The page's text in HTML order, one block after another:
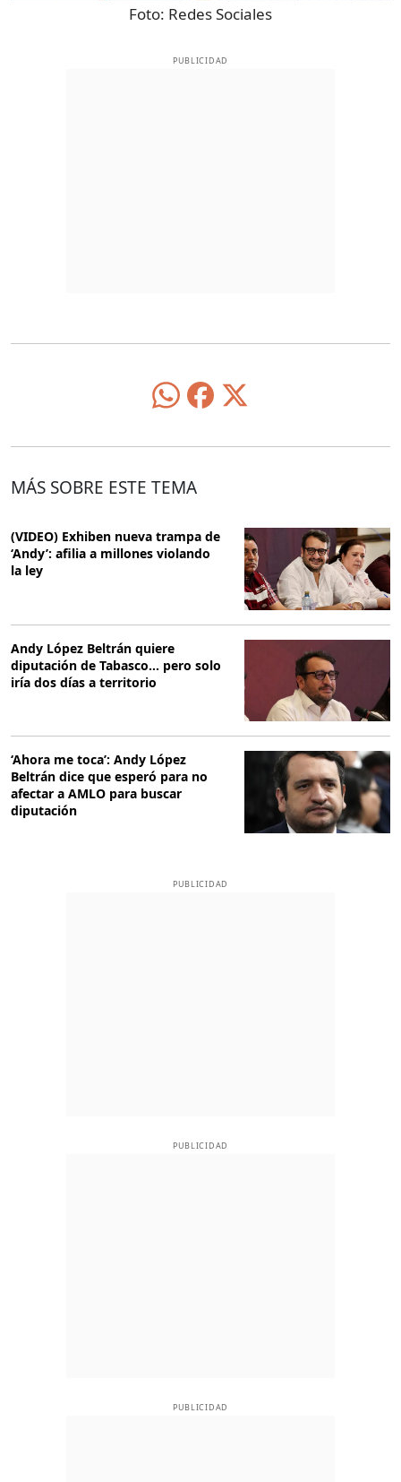
Foto: Redes Sociales
PUBLICIDAD
MÁS SOBRE ESTE TEMA
(VIDEO) Exhiben nueva trampa de
‘Andy’: afilia a millones violando
la ley
Andy López Beltrán quiere
diputación de Tabasco… pero solo
iría dos días a territorio
‘Ahora me toca’: Andy López
Beltrán dice que esperó para no
afectar a AMLO para buscar
diputación
PUBLICIDAD
PUBLICIDAD
PUBLICIDAD